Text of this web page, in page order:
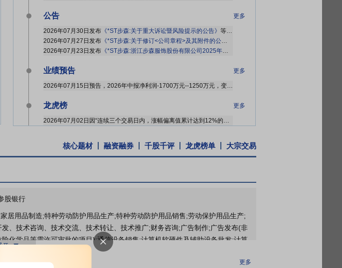
公告 更多
2026年07月30日发布 《*ST步森:关于重大诉讼暨风险提示的公告》 等3条公告
2026年07月27日发布 《*ST步森:关于修订<公司章程>及其附件的公告》
2026年07月23日发布 《*ST步森:浙江步森服饰股份有限公司2025年年度报告(补充更正后)》
业绩预告 更多
2026年07月15日预告，2026年中报净利润-1700万元--1250万元，变动-62.52%～-19.5%
龙虎榜 更多
2026年07月02日因“连续三个交易日内，涨幅偏离值累计达到12%的ST证券、*ST证券和未完成股改证券”披露龙虎榜信息
股东户数 更多
核心题材 融资融券 千股千评 龙虎榜单 大宗交易
股银行
居用品制造;特种劳动防护用品生产;特种劳动防护用品销售;劳动保护用品生产;
、技术咨询、技术交流、技术转让、技术推广;财务咨询;广告制作;广告发布(非
化学品等需许可审批的项目);通信设备销售;计算机软硬件及辅助设备批发;计算
售;工艺美术品及收藏品零售(象牙及其制品除外);工艺美术品及收藏品批发(象牙
备租赁;汽车租赁;自有资金投资的资产管理服务;互联网销售(除销售需要许可的
更多